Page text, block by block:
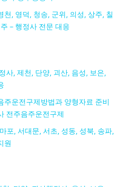
, 영덕, 청송, 군위, 의성, 상주, 칠
– 행정사 전문 대응
사, 제천, 단양, 괴산, 음성, 보은,
운전구제방법과 양형자료 준비
전주음주운전구제
포, 서대문, 서초, 성동, 성북, 송파,
원